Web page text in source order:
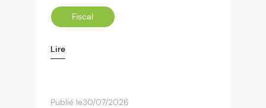
Fiscal
Lire
Publié le30/07/2026